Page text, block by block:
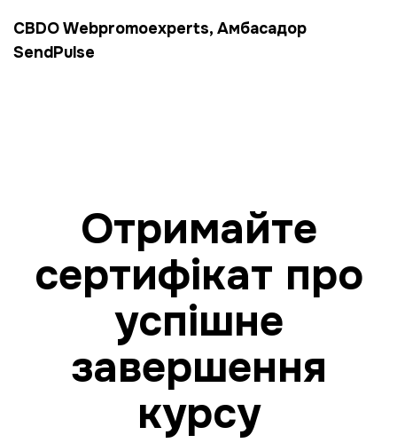
CBDO Webpromoexperts, Амбасадор
SendPulse
Отримайте
сертифікат про
успішне
завершення
курсу